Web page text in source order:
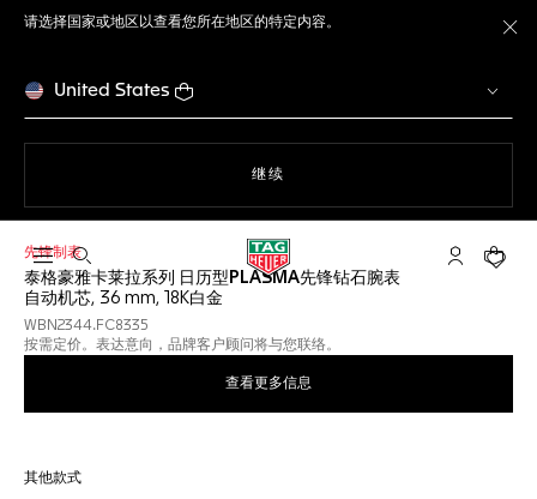
请选择国家或地区以查看您所在地区的特定内容。
United States
继续
打开搜索 My TAG您的
先锋制表
泰格豪雅卡莱拉系列 日历型PLASMA先锋钻石腕表
自动机芯, 36 mm, 18K白金
WBN2344.FC8335
按需定价。表达意向，品牌客户顾问将与您联络。
查看更多信息
其他款式